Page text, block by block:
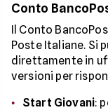
Conto
Il Conto
Poste Italiane. Si
direttamente in
versioni per
Start Giovani: